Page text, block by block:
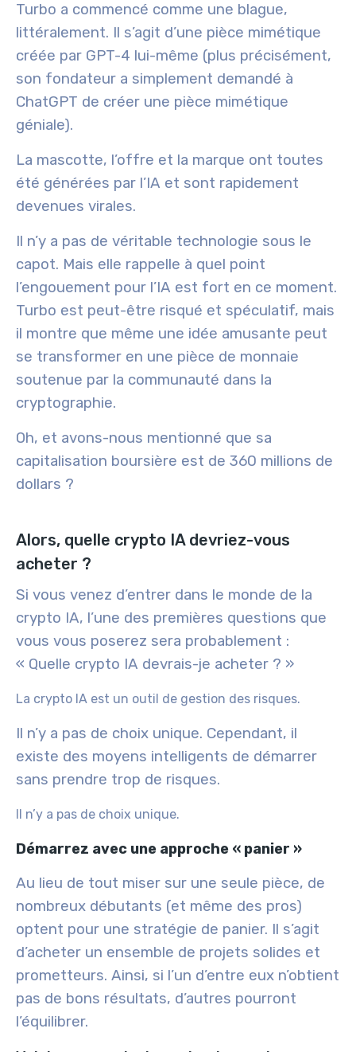
Turbo a commencé comme une blague,
littéralement. Il s’agit d’une pièce mimétique
créée par GPT-4 lui-même (plus précisément,
son fondateur a simplement demandé à
ChatGPT de créer une pièce mimétique
géniale).
La mascotte, l’offre et la marque ont toutes
été générées par l’IA et sont rapidement
devenues virales.
Il n’y a pas de véritable technologie sous le
capot. Mais elle rappelle à quel point
l’engouement pour l’IA est fort en ce moment.
Turbo est peut-être risqué et spéculatif, mais
il montre que même une idée amusante peut
se transformer en une pièce de monnaie
soutenue par la communauté dans la
cryptographie.
Oh, et avons-nous mentionné que sa
capitalisation boursière est de 360 millions de
dollars ?
Alors, quelle crypto IA devriez-vous
acheter ?
Si vous venez d’entrer dans le monde de la
crypto IA, l’une des premières questions que
vous vous poserez sera probablement :
« Quelle crypto IA devrais-je acheter ? »
La crypto IA est un outil de gestion des risques.
Il n’y a pas de choix unique. Cependant, il
existe des moyens intelligents de démarrer
sans prendre trop de risques.
Il n’y a pas de choix unique.
Démarrez avec une approche « panier »
Au lieu de tout miser sur une seule pièce, de
nombreux débutants (et même des pros)
optent pour une stratégie de panier. Il s’agit
d’acheter un ensemble de projets solides et
prometteurs. Ainsi, si l’un d’entre eux n’obtient
pas de bons résultats, d’autres pourront
l’équilibrer.